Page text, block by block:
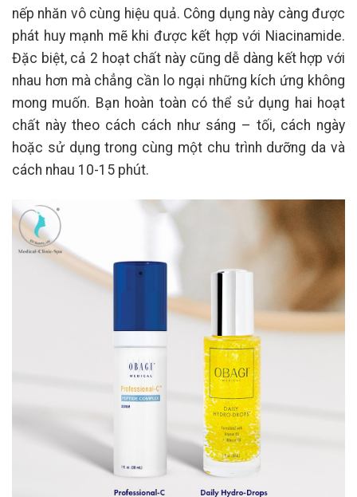
nếp nhăn vô cùng hiệu quả. Công dụng này càng được
phát huy mạnh mẽ khi được kết hợp với Niacinamide.
Đặc biệt, cả 2 hoạt chất này cũng dễ dàng kết hợp với
nhau hơn mà chẳng cần lo ngại những kích ứng không
mong muốn. Bạn hoàn toàn có thể sử dụng hai hoạt
chất này theo cách cách như sáng – tối, cách ngày
hoặc sử dụng trong cùng một chu trình dưỡng da và
cách nhau 10-15 phút.